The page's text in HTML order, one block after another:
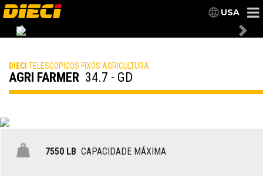
USA
Previous
DIECI TELESCOPICOS FIXOS AGRICULTURA
AGRI FARMER 34.7 - GD
7550 LB CAPACIDADE MÁXIMA